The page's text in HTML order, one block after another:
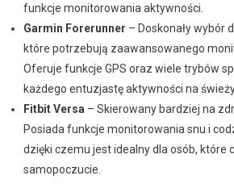
funkcje monitorowania aktywności.
Garmin Forerunner – Doskonały wybór
które potrzebują zaawansowanego
Oferuje funkcje GPS oraz wiele trybów
każdego entuzjastę aktywności na
Fitbit Versa – Skierowany bardziej na
Posiada funkcje monitorowania snu i
dzięki czemu jest idealny dla osób, które
samopoczucie.